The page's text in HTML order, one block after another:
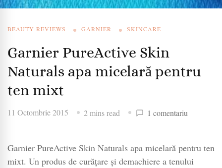
BEAUTY REVIEWS GARNIER SKINCARE
Garnier PureActive Skin
Naturals apa micelară pentru
ten mixt
11 Octombrie 2015 2 mins read 1 comentariu
Skin
Naturals
Garnier PureActive Skin Naturals apa micelară pentru ten
mixt. Un produs de curățare și demachiere a tenului